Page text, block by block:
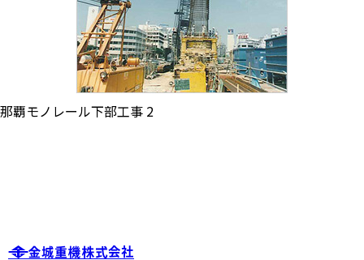
那覇モノレール下部工事 2